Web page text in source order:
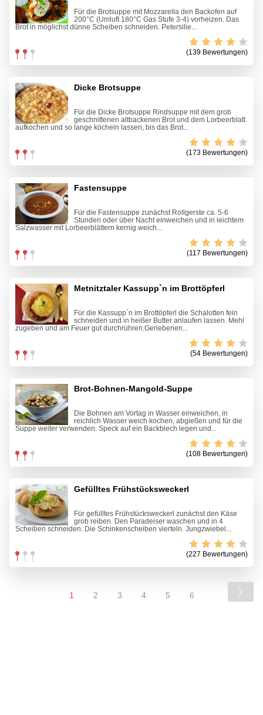
Für die Brotsuppe mit Mozzarella den Backofen auf
200°C (Umluft 180°C Gas Stufe 3-4) vorheizen. Das
Brot in möglichst dünne Scheiben schneiden. Petersilie...
(139 Bewertungen)
Dicke Brotsuppe
Für die Dicke Brotsuppe Rindsuppe mit dem grob
geschnittenen altbackenen Brot und dem Lorbeerblatt
aufkochen und so lange köcheln lassen, bis das Brot...
(173 Bewertungen)
Fastensuppe
Für die Fastensuppe zunächst Rollgerste ca. 5-6
Stunden oder über Nacht einweichen und in leichtem
Salzwasser mit Lorbeerblättern kernig weich...
(117 Bewertungen)
Metnitztaler Kassupp`n im Brottöpferl
Für die Kassupp`n im Brottöpferl die Schalotten fein
schneiden und in heißer Butter anlaufen lassen. Mehl
zugeben und am Feuer gut durchrühren.Geriebenen...
(54 Bewertungen)
Brot-Bohnen-Mangold-Suppe
Die Bohnen am Vortag in Wasser einweichen, in
reichlich Wasser weich kochen, abgießen und für die
Suppe weiter verwenden. Speck auf ein Backblech legen und...
(108 Bewertungen)
Gefülltes Frühstücksweckerl
Für gefülltes Frühstücksweckerl zunächst den Käse
grob reiben. Den Paradeiser waschen und in 4
Scheiben schneiden. Die Schinkenscheiben vierteln. Jungzwiebel...
(227 Bewertungen)
1 2 3 4 5 6